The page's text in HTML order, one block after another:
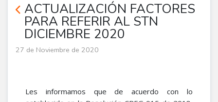
ACTUALIZACIÓN FACTORES
PARA REFERIR AL STN
DICIEMBRE 2020
27 de Noviembre de 2020
Les informamos que de acuerdo con lo